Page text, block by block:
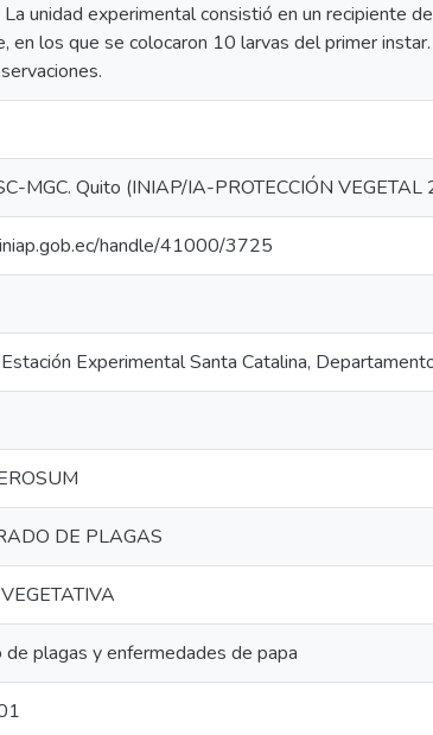
unidad experimental consistió en un recipiente
en los que se colocaron 10 larvas del primer
MGC. Quito (INIAP/IA-PROTECCIÓN VEGETAL
handle/41000/3725
Experimental Santa Catalina,
DE PLAGAS
plagas y enfermedades de papa